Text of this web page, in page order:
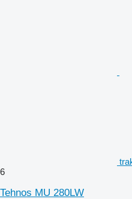
6
Tehnos MU 280LW